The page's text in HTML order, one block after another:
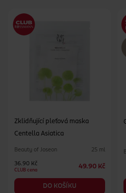
Zklidňující pleťová maska
Centella Asiatica
Beauty of Joseon 25 ml
36.90 Kč
CLUB cena
49.90 Kč
DO KOŠÍKU